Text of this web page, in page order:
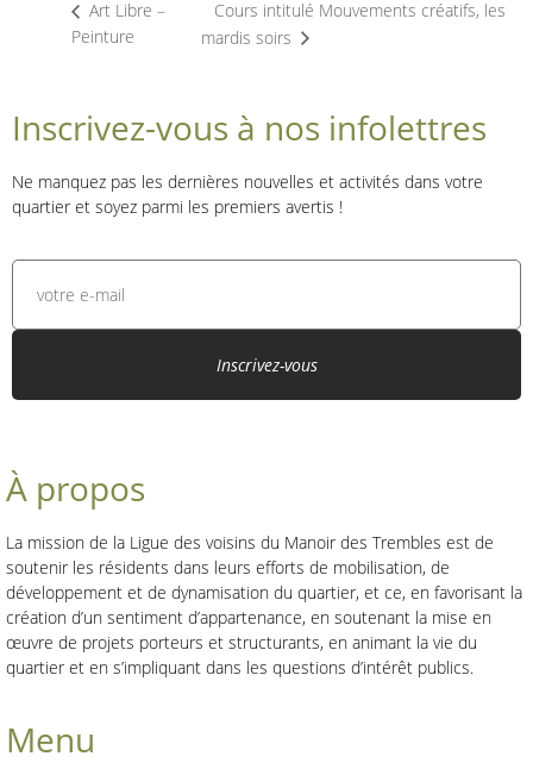
Art Libre –
Peinture
Cours intitulé Mouvements créatifs, les
mardis soirs
Inscrivez-vous à nos infolettres
Ne manquez pas les dernières nouvelles et activités dans votre
quartier et soyez parmi les premiers avertis !
Inscrivez-vous
À propos
La mission de la Ligue des voisins du Manoir des Trembles est de
soutenir les résidents dans leurs efforts de mobilisation, de
développement et de dynamisation du quartier, et ce, en favorisant la
création d’un sentiment d’appartenance, en soutenant la mise en
œuvre de projets porteurs et structurants, en animant la vie du
quartier et en s’impliquant dans les questions d’intérêt publics.
Menu